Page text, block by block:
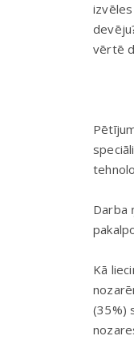
vērtē
Darba
Kā
(35%)